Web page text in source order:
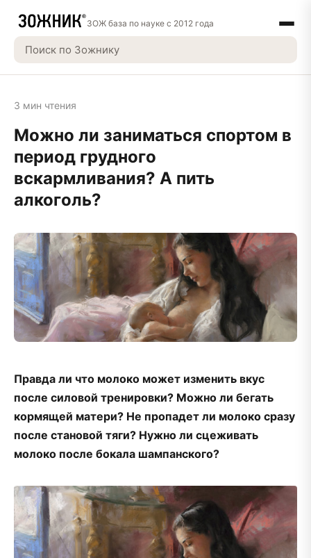
ЗОЖ база по науке с 2012 года
3 мин чтения
Можно ли заниматься спортом в
период грудного
вскармливания? А пить
алкоголь?
Правда ли что молоко может изменить вкус
после силовой тренировки? Можно ли бегать
кормящей матери? Не пропадет ли молоко сразу
после становой тяги? Нужно ли сцеживать
молоко после бокала шампанского?